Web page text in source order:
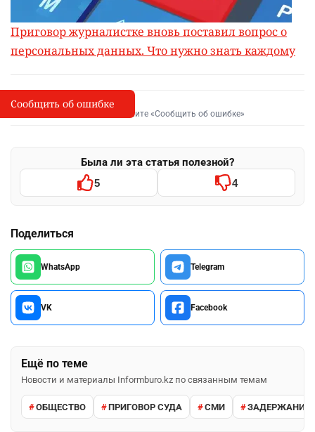
Приговор журналистке вновь поставил вопрос о
персональных данных. Что нужно знать каждому
I
Сообщить об опечатке
Выделите фрагмент и нажмите «Сообщить об ошибке»
Была ли эта статья полезной?
5 4
Поделиться
WhatsApp Telegram
VK Facebook
Ещё по теме
Новости и материалы Informburo.kz по связанным темам
ОБЩЕСТВО ПРИГОВОР СУДА СМИ ЗАДЕРЖАНИЕ
Сообщить об ошибке